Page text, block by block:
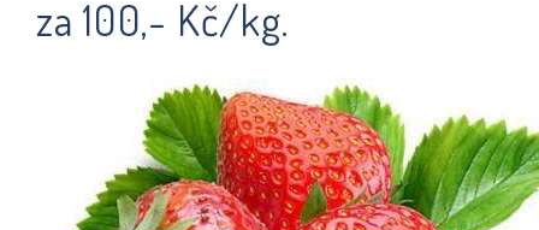
za 100,- Kč/kg.